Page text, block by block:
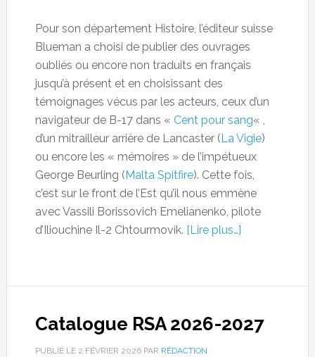
Pour son département Histoire, l’éditeur suisse
Blueman a choisi de publier des ouvrages
oubliés ou encore non traduits en français
jusqu’à présent et en choisissant des
témoignages vécus par les acteurs, ceux d’un
navigateur de B-17 dans « Cent pour sang« ,
d’un mitrailleur arrière de Lancaster ( La Vigie)
ou encore les « mémoires » de l’impétueux
George Beurling ( Malta Spitfire). Cette fois,
c’est sur le front de l’Est qu’il nous emmène
avec Vassili Borissovich Emelianenko, pilote
d’Iliouchine Il-2 Chtourmovik. [Lire plus…]
Catalogue RSA 2026-2027
PUBLIÉ LE 2 FÉVRIER 2026PAR RÉDACTION